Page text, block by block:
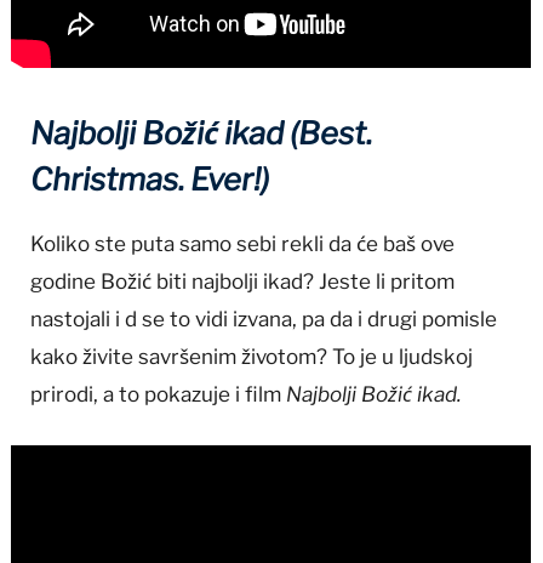
Najbolji Božić ikad (Best.
Christmas. Ever!)
Koliko ste puta samo sebi rekli da će baš ove
godine Božić biti najbolji ikad? Jeste li pritom
nastojali i d se to vidi izvana, pa da i drugi pomisle
kako živite savršenim životom? To je u ljudskoj
prirodi, a to pokazuje i film Najbolji Božić ikad.